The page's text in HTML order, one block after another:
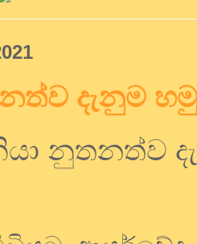
දැනුම
නුතනත්ව